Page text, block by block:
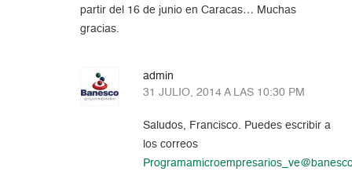
partir del 16 de junio en Caracas… Muchas
gracias.
admin
31 JULIO, 2014 A LAS 10:30 PM
Saludos, Francisco. Puedes escribir a
los correos